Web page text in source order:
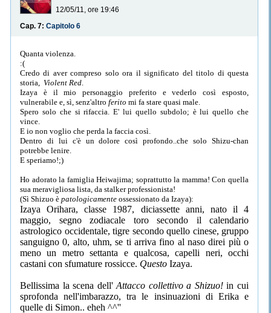
12/05/11, ore 19:46
Cap. 7: Capitolo 6
Quanta violenza.
:(
Credo di aver compreso solo ora il significato del titolo di questa
storia, Violent Red
Izaya è il mio personaggio preferito e vederlo così esposto,
vulnerabile e, sì, senz'altro ferito mi fa stare quasi male.
Spero solo che si rifaccia. E' lui quello subdolo; è lui quello che
vince.
E io non voglio che perda la faccia così.
Dentro di lui c'è un dolore così profondo..che solo Shizu-chan
potrebbe lenire.
E speriamo!;)
Ho adorato la famiglia Heiwajima; soprattutto la mamma! Con quella
sua meravigliosa lista, da stalker professionista!
(Sì Shizuo è patologicamente ossessionato da Izaya):
Izaya Orihara, classe 1987, diciassette anni, nato il 4
maggio, segno zodiacale toro secondo il calendario
astrologico occidentale, tigre secondo quello cinese, gruppo
sanguigno 0, alto, uhm, se ti arriva fino al naso direi più o
meno un metro settanta e qualcosa, capelli neri, occhi
castani con sfumature rossicce. Questo Izaya.
Bellissima la scena dell'Attacco collettivo a Shizuo!in cui
sprofonda nell'imbarazzo, tra le insinuazioni di Erika e
quelle di Simon.. eheh ^^''